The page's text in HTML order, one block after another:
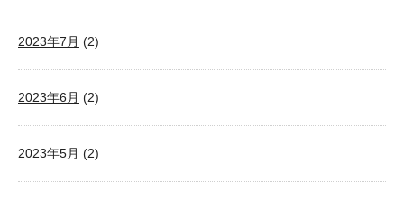
2023年7月 (2)
2023年6月 (2)
2023年5月 (2)